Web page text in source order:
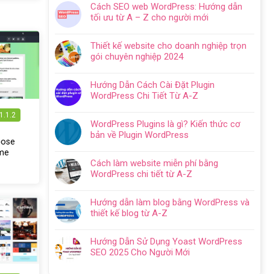
1.1.2
bình
luận
Hướng
dẫn
tạo
với
WordPress
tiết
trong
5
Cách SEO web WordPress: Hướng dẫn
tối ưu từ A – Z cho người mới
bình
luận
Cách
SEO
Hướng
dẫn
ưu
từ
A
Z
cho
Thiết kế website cho doanh nghiệp trọn
gói chuyên nghiệp 2024
bình
luận
Thiết
kế
doanh
nghiệp
gói
chuyên
nghiệp
Hướng Dẫn Cách Cài Đặt Plugin
WordPress Chi Tiết Từ A-Z
bình
luận
Hướng
Dẫn
Đặt
Plugin
Chi
Tiết
Từ
WordPress Plugins là gì? Kiến thức cơ
bản về Plugin WordPress
bình
luận
WordPress
Plugins
Kiến
thức
Cách làm website miễn phí bằng
WordPress chi tiết từ A-Z
bình
luận
Cách
làm
Hướng dẫn làm blog bằng WordPress và
thiết kế blog từ A-Z
bình
luận
Hướng Dẫn Sử Dụng Yoast WordPress
SEO 2025 Cho Người Mới